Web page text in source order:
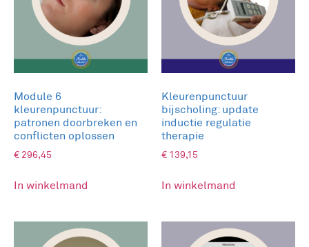
dimensie van heling, bevrijding en harmonie voor
lichaam, ziel en geest.
Inhoud van de cursus:
Interpretatie van lichaamsenergie en
energetische richtlijnen
Theorie en symboliek trauma kleurmassage
Aanvullende opdrachten: trauma healing
bord en trauma oefening
Inleiding: Ontdek de kracht van
Kleurmassage
Module 6
kleurenpunctuur:
patronen doorbreken en
conflicten oplossen
€ 296,45
In winkelmand
Kleurenpunctuur
bijscholing: update
inductie regulatie
therapie
€ 139,15
In winkelmand